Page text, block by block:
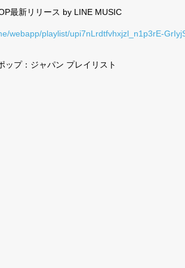
最新リリース by LINE MUSIC
webapp/playlist/upi7nLrdtfvhxjzl_n1p3rE-
プ：ジャパン プレイリスト